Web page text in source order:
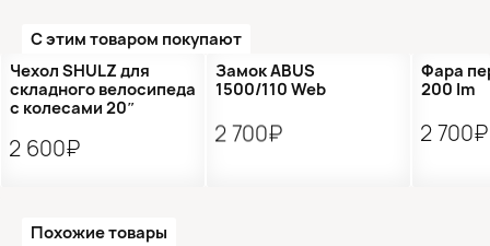
С этим товаром покупают
Чехол SHULZ для
складного велосипеда
с колесами 20″
2 600₽
Замок ABUS
1500/110 Web
2 700₽
Фара
200 lm
2 700₽
Похожие товары